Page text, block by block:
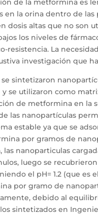
de la metformina es
en la orina dentro de
dosis altas que no son
los niveles de
resistencia. La
investigación que
sintetizaron
se utilizaron como
de metformina en la
las nanopartículas
estable ya que se
por gramos de
nanoparticulas
luego se
el pH= 1.2 (que es
por gramo de
debido al
sintetizados en